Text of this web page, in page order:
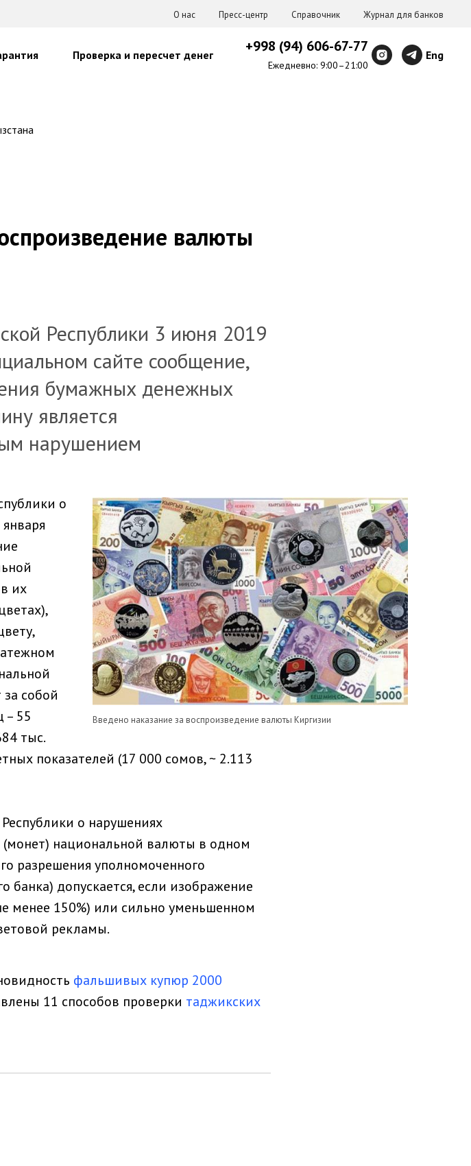
О нас Пресс-центр Справочник Журнал для банков
Проверка и пересчет денег +998 (94) 606-67-77
Ежедневно: 9:00–21:00
Eng
валюты
Республики 3 июня 2019
сайте сообщение,
бумажных денежных
является
нарушением
Введено наказание за воспроизведение валюты Киргизии
о
их
собой
– 55
тыс.
показателей (17 000 сомов, ~ 2.113
о нарушениях
национальной валюты в одном
разрешения уполномоченного
банка) допускается, если изображение
менее 150%) или сильно уменьшенном
рекламы.
фальшивых купюр 2000
11 способов проверки таджикских